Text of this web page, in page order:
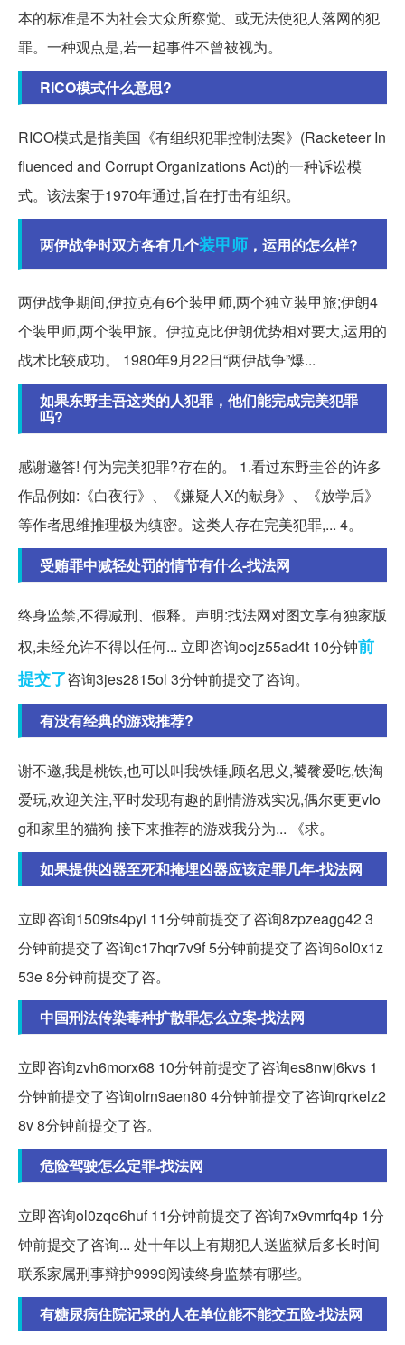
本的标准是不为社会大众所察觉、或无法使犯人落网的犯
罪。一种观点是,若一起事件不曾被视为。
RICO模式什么意思?
RICO模式是指美国《有组织犯罪控制法案》(Racketeer In
fluenced and Corrupt Organizations Act)的一种诉讼模
式。该法案于1970年通过,旨在打击有组织。
两伊战争时双方各有几个装甲师 ，运用的怎么样?
两伊战争期间,伊拉克有6个装甲师,两个独立装甲旅;伊朗4
个装甲师,两个装甲旅。伊拉克比伊朗优势相对要大,运用的
战术比较成功。 1980年9月22日“两伊战争”爆...
如果东野圭吾这类的人犯罪，他们能完成完美犯罪
吗?
感谢邀答! 何为完美犯罪?存在的。 1.看过东野圭谷的许多
作品例如:《白夜行》、《嫌疑人X的献身》、《放学后》
等作者思维推理极为缜密。这类人存在完美犯罪,... 4。
受贿罪中减轻处罚的情节有什么-找法网
终身监禁,不得减刑、假释。声明:找法网对图文享有独家版
权,未经允许不得以任何... 立即咨询ocjz55ad4t 10分钟前
提交了咨询3jes2815ol 3分钟前提交了咨询。
有没有经典的游戏推荐?
谢不邀,我是桃铁,也可以叫我铁锤,顾名思义,饕餮爱吃,铁淘
爱玩,欢迎关注,平时发现有趣的剧情游戏实况,偶尔更更vlo
g和家里的猫狗 接下来推荐的游戏我分为... 《求。
如果提供凶器至死和掩埋凶器应该定罪几年-找法网
立即咨询1509fs4pyl 11分钟前提交了咨询8zpzeagg42 3
分钟前提交了咨询c17hqr7v9f 5分钟前提交了咨询6ol0x1z
53e 8分钟前提交了咨。
中国刑法传染毒种扩散罪怎么立案-找法网
立即咨询zvh6morx68 10分钟前提交了咨询es8nwj6kvs 1
分钟前提交了咨询olrn9aen80 4分钟前提交了咨询rqrkelz2
8v 8分钟前提交了咨。
危险驾驶怎么定罪-找法网
立即咨询ol0zqe6huf 11分钟前提交了咨询7x9vmrfq4p 1分
钟前提交了咨询... 处十年以上有期犯人送监狱后多长时间
联系家属刑事辩护9999阅读终身监禁有哪些。
有糖尿病住院记录的人在单位能不能交五险-找法网